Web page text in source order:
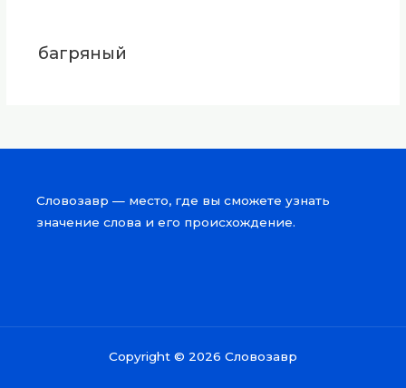
багряный
Словозавр — место, где вы сможете узнать
значение слова и его происхождение.
Copyright © 2026 Словозавр